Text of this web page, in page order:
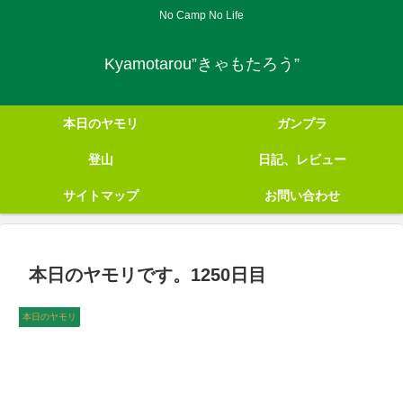
No Camp No Life
Kyamotarou”きゃもたろう”
本日のヤモリ ガンプラ
登山 日記、レビュー
サイトマップ お問い合わせ
本日のヤモリです。1250日目
本日のヤモリ